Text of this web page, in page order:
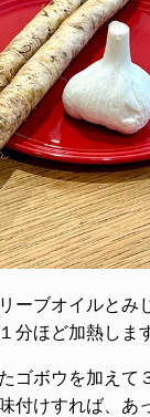
ーブオイルとみ
分ほど加熱しま
ゴボウを加えて
付けすれば、あ